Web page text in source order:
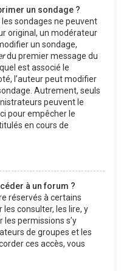
un sondage ?
sondages ne peuvent
original, un modérateur
un sondage,
du premier message du
est associé le
l’auteur peut modifier
Autrement, seuls
peuvent le
pour empêcher le
en cours de
à un forum ?
réservés à certains
consulter, les lire, y
les permissions s’y
de groupes et les
ces accès, vous